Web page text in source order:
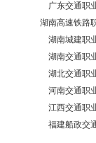
广东交通职
湖南高速铁路
湖南城建职
湖南交通职
湖北交通职
河南交通职
江西交通职
福建船政交